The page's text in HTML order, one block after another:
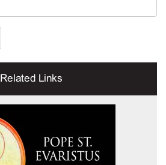
Related Links